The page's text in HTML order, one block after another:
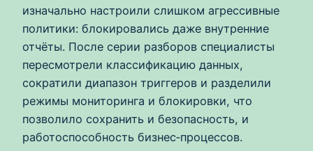
изначально настроили слишком агрессивные
политики: блокировались даже внутренние
отчёты. После серии разборов специалисты
пересмотрели классификацию данных,
сократили диапазон триггеров и разделили
режимы мониторинга и блокировки, что
позволило сохранить и безопасность, и
работоспособность бизнес‑процессов.